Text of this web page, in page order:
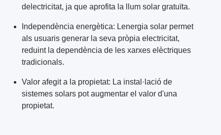
delectricitat, ja que aprofita la llum solar gratuïta.
Independència energètica: Lenergia solar permet
als usuaris generar la seva pròpia electricitat,
reduint la dependència de les xarxes elèctriques
tradicionals.
Valor afegit a la propietat: La instal·lació de
sistemes solars pot augmentar el valor d'una
propietat.